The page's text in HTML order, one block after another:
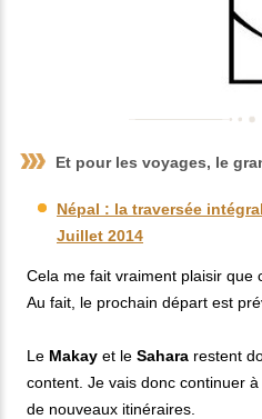
Et pour les voyages, le
Népal : la traversée
Juillet 2014
Cela me fait vraiment plaisir que
Au fait, le prochain départ est
Le Makay et le Sahara restent
content. Je vais donc continuer
de nouveaux itinéraires.